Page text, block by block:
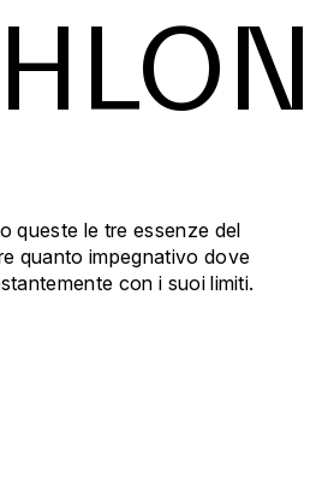
queste le tre essenze del
quanto impegnativo dove
con i suoi limiti.